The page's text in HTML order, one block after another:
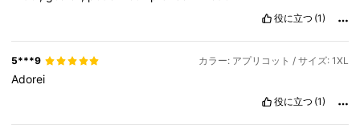
役に立つ (1)
5***9 カラー: アプリコット / サイズ: 1XL
Adorei
役に立つ (1)